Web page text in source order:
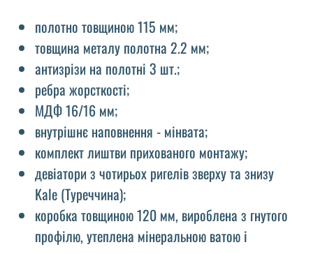
полотно товщиною 115 мм;
товщина металу полотна 2.2 мм;
антизрізи на полотні 3 шт.;
ребра жорсткості;
МДФ 16/16 мм;
внутрішнє наповнення - мінвата;
комплект лиштви прихованого монтажу;
девіатори з чотирьох ригелів зверху та знизу
Kale (Туреччина);
коробка товщиною 120 мм, вироблена з гнутого
профілю, утеплена мінеральною ватою і